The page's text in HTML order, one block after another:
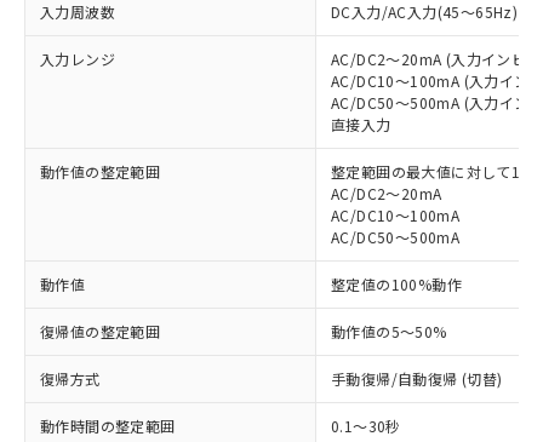
入力周波数 DC入力/AC入力(45～65Hz)
入力レンジ
AC/DC2～20mA (入力インピ
AC/DC10～100mA (入力イン
AC/DC50～500mA (入力イン
直接入力
動作値の整定範囲
整定範囲の最大値に対して10
AC/DC2～20mA
AC/DC10～100mA
AC/DC50～500mA
動作値 整定値の100%動作
復帰値の整定範囲 動作値の5～50%
復帰方式 手動復帰/自動復帰 (切替)
動作時間の整定範囲 0.1～30秒